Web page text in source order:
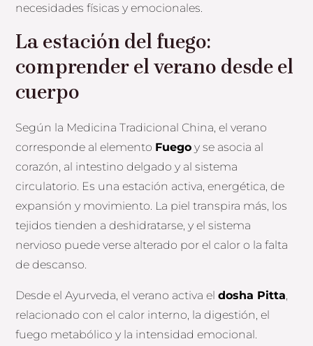
necesidades físicas y emocionales.
La estación del fuego:
comprender el verano desde el
cuerpo
Según la Medicina Tradicional China, el verano
corresponde al elemento Fuego y se asocia al
corazón, al intestino delgado y al sistema
circulatorio. Es una estación activa, energética, de
expansión y movimiento. La piel transpira más, los
tejidos tienden a deshidratarse, y el sistema
nervioso puede verse alterado por el calor o la falta
de descanso.
Desde el Ayurveda, el verano activa eldosha Pitta,
relacionado con el calor interno, la digestión, el
fuego metabólico y la intensidad emocional.